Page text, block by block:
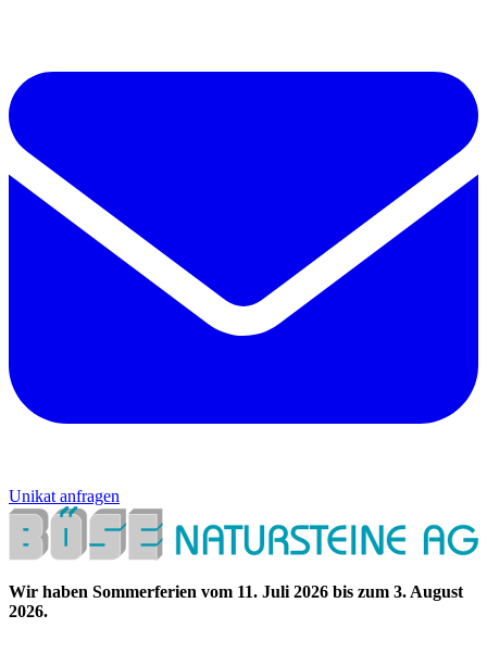
Unikat anfragen
Wir haben Sommerferien vom 11. Juli 2026 bis zum 3. August
2026.